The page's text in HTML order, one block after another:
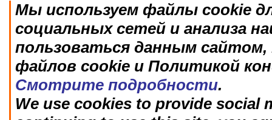
Мы используем файлы cookie
социальных сетей и анализа
пользоваться данным
файлов cookie и Политикой
Смотрите подробности.
We use cookies to provide social